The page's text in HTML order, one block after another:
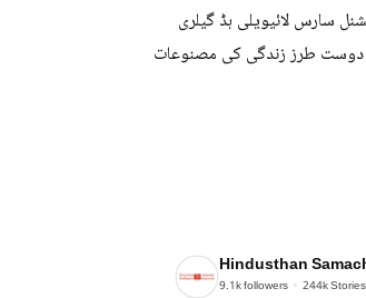
نیشنل سارس لائیویلی ہڈ گیلری
دوست طرز زندگی کی مصنوعات
Hindusthan
9.1kfollowers 244kStories